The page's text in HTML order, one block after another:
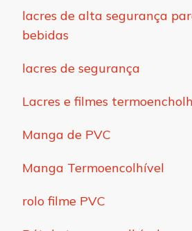
lacres de alta segurança
bebidas
lacres de segurança
Lacres e filmes
Manga de PVC
Manga Termoencolhível
rolo filme PVC